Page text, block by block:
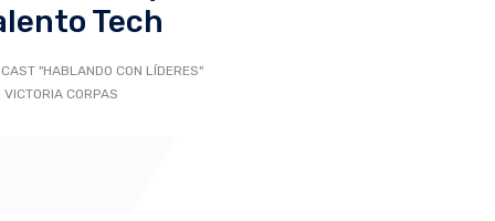
Tech
"HABLANDO CON LÍDERES"
VICTORIA CORPAS